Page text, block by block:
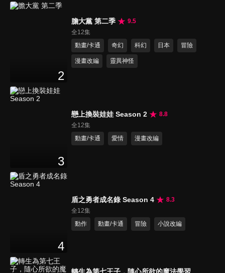
2
膽大黨 第二季
9.5
全12集
動畫/卡通
奇幻 科幻 日本 冒險
漫畫改編 靈異神怪
3
戀上換裝娃娃 Season 2
8.8
全12集
動畫/卡通
愛情 漫畫改編
4
盾之勇者成名錄 Season 4
8.3
全12集
動作
動畫/卡通 冒險 小說改編